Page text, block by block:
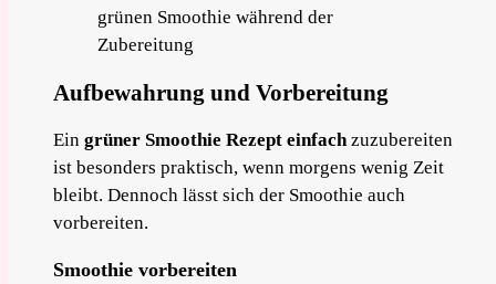
Aufbewahrung und Vorbereitung
Ein grüner Smoothie Rezept einfachzuzubereiten
ist besonders praktisch, wenn morgens wenig Zeit
bleibt. Dennoch lässt sich der Smoothie auch
vorbereiten.
Smoothie vorbereiten